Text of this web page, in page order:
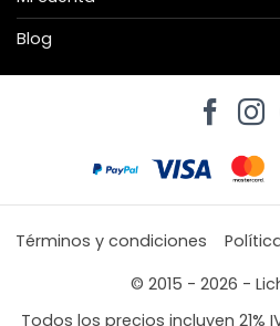
Blog
Términos y condiciones
© 2015 - 2026 -
Todos los precios incluyen 21%